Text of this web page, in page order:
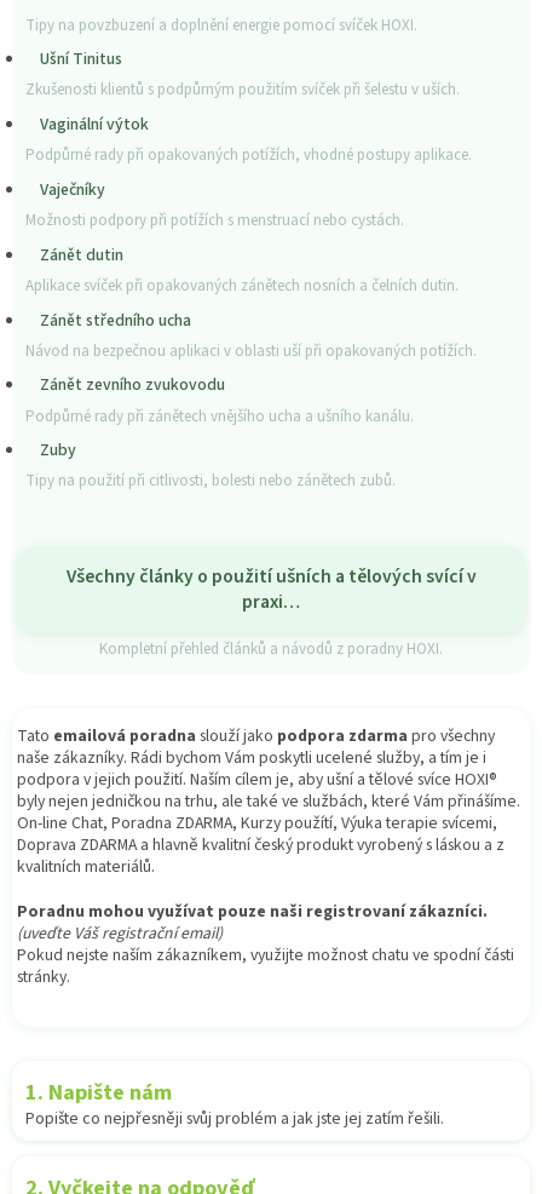
Tipy na povzbuzení a doplnění energie pomocí svíček HOXI.
Ušní Tinitus
Zkušenosti klientů s podpůrným použitím svíček při šelestu v uších.
Vaginální výtok
Podpůrné rady při opakovaných potížích, vhodné postupy aplikace.
Vaječníky
Možnosti podpory při potížích s menstruací nebo cystách.
Zánět dutin
Aplikace svíček při opakovaných zánětech nosních a čelních dutin.
Zánět středního ucha
Návod na bezpečnou aplikaci v oblasti uší při opakovaných potížích.
Zánět zevního zvukovodu
Podpůrné rady při zánětech vnějšího ucha a ušního kanálu.
Zuby
Tipy na použití při citlivosti, bolesti nebo zánětech zubů.
Všechny články o použití ušních a tělových svící v
praxi…
Kompletní přehled článků a návodů z poradny HOXI.
Tato emailová poradna slouží jako podpora zdarma pro všechny
naše zákazníky. Rádi bychom Vám poskytli ucelené služby, a tím je i
podpora v jejich použití. Naším cílem je, aby ušní a tělové svíce HOXI®
byly nejen jedničkou na trhu, ale také ve službách, které Vám přinášíme.
On-line Chat, Poradna ZDARMA, Kurzy použítí, Výuka terapie svícemi,
Doprava ZDARMA a hlavně kvalitní český produkt vyrobený s láskou a z
kvalitních materiálů.
Poradnu mohou využívat pouze naši registrovaní zákazníci.
(uveďte Váš registrační email)
Pokud nejste naším zákazníkem, využijte možnost chatu ve spodní části
stránky.
1. Napište nám
Popište co nejpřesněji svůj problém a jak jste jej zatím řešili.
2. Vyčkejte na odpověď